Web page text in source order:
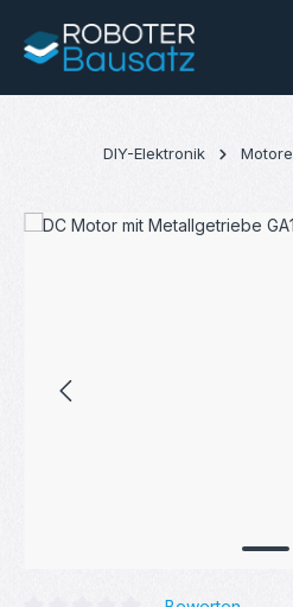
Zum Hauptinhalt springen
DIY-Elektronik
Bildergalerie überspringen